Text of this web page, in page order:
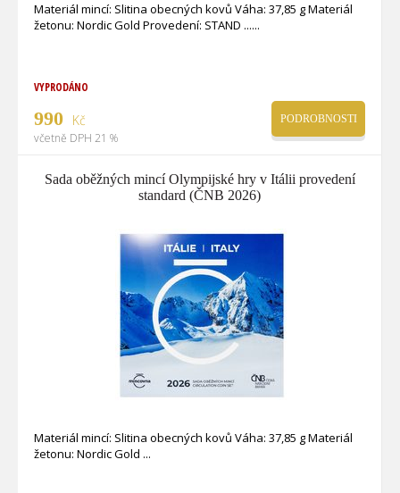
Materiál mincí: Slitina obecných kovů Váha: 37,85 g Materiál
žetonu: Nordic Gold Provedení: STAND ...
VYPRODÁNO
990 Kč
včetně DPH 21 %
PODROBNOSTI
Sada oběžných mincí Olympijské hry v Itálii provedení
standard (ČNB 2026)
Materiál mincí: Slitina obecných kovů Váha: 37,85 g Materiál
žetonu: Nordic Gold